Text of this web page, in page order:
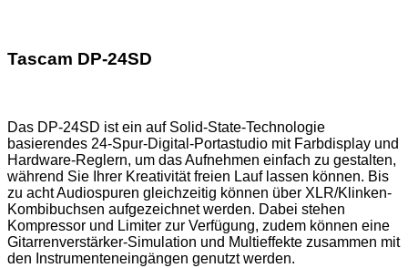
Tascam DP-24SD
Das DP-24SD ist ein auf Solid-State-Technologie
basierendes 24-Spur-Digital-Portastudio mit Farbdisplay und
Hardware-Reglern, um das Aufnehmen einfach zu gestalten,
während Sie Ihrer Kreativität freien Lauf lassen können. Bis
zu acht Audiospuren gleichzeitig können über XLR/Klinken-
Kombibuchsen aufgezeichnet werden. Dabei stehen
Kompressor und Limiter zur Verfügung, zudem können eine
Gitarrenverstärker-Simulation und Multieffekte zusammen mit
den Instrumenteneingängen genutzt werden.